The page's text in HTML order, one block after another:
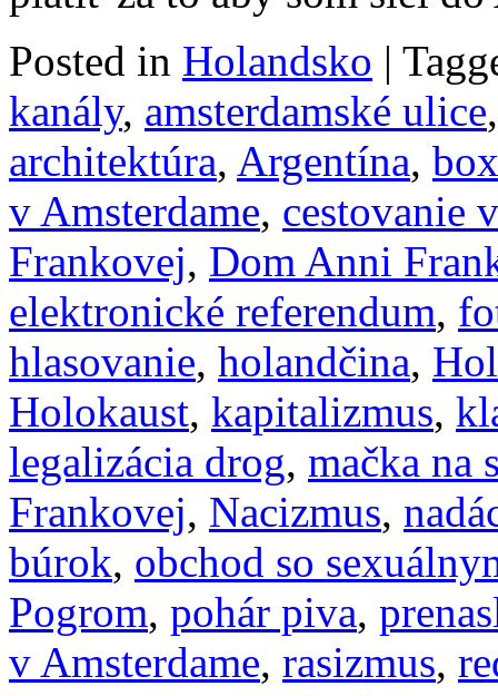
Posted in Holandsko |
kanály, amsterdamské ulice
architektúra, Argentína,
v Amsterdame, cestovanie
Frankovej, Dom Anni
elektronické referendum,
hlasovanie, holandčina,
Holokaust, kapitalizmus,
legalizácia drog, mačka na
Frankovej, Nacizmus,
búrok, obchod so
Pogrom, pohár piva,
v Amsterdame, rasizmus,